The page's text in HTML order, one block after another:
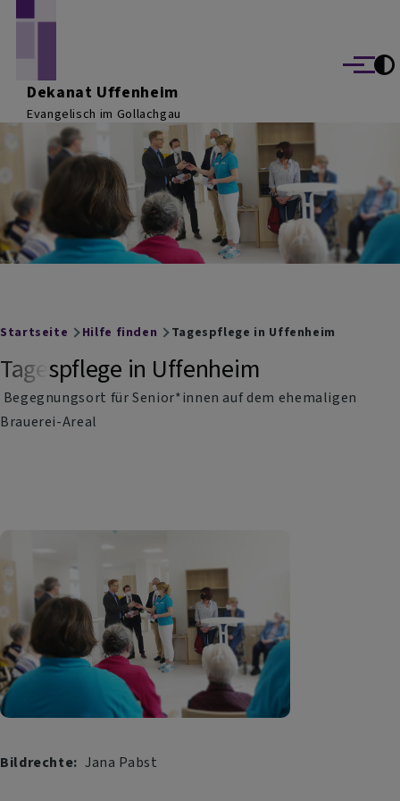
Dekanat Uffenheim
Evangelisch im Gollachgau
Menü
Breadcrumb
Startseite Hilfe finden Tagespflege in Uffenheim
Tagespflege in Uffenheim
Begegnungsort für Senior*innen auf dem ehemaligen
Brauerei-Areal
Bildrechte Jana Pabst